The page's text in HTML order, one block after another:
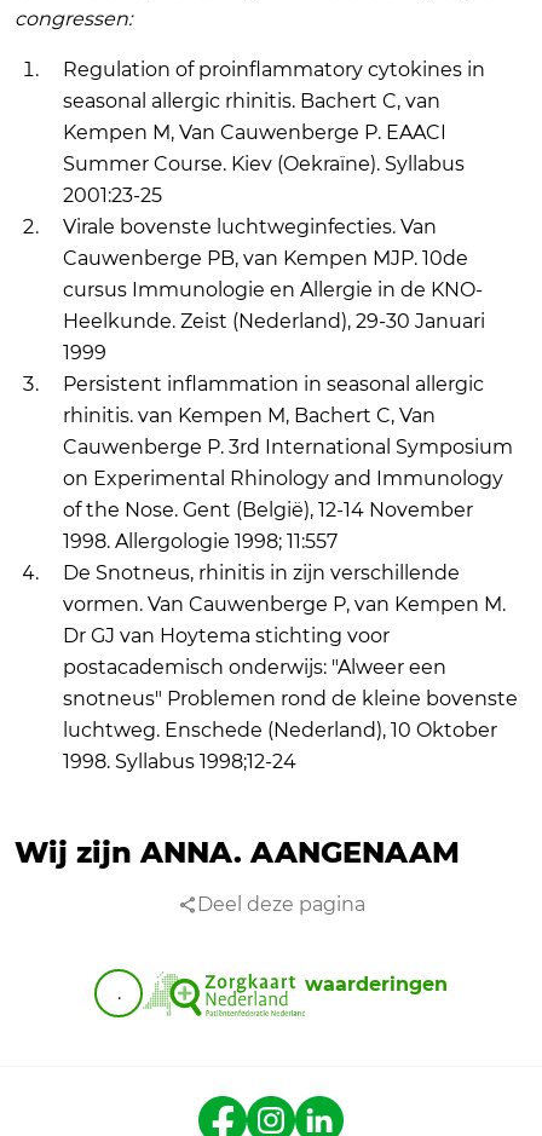
congressen:
Regulation of proinflammatory cytokines in
seasonal allergic rhinitis. Bachert C, van
Kempen M, Van Cauwenberge P. EAACI
Summer Course. Kiev (Oekraïne). Syllabus
2001:23-25
Virale bovenste luchtweginfecties. Van
Cauwenberge PB, van Kempen MJP. 10de
cursus Immunologie en Allergie in de KNO-
Heelkunde. Zeist (Nederland), 29-30 Januari
1999
Persistent inflammation in seasonal allergic
rhinitis. van Kempen M, Bachert C, Van
Cauwenberge P. 3rd International Symposium
on Experimental Rhinology and Immunology
of the Nose. Gent (België), 12-14 November
1998. Allergologie 1998; 11:557
De Snotneus, rhinitis in zijn verschillende
vormen. Van Cauwenberge P, van Kempen M.
Dr GJ van Hoytema stichting voor
postacademisch onderwijs: "Alweer een
snotneus" Problemen rond de kleine bovenste
luchtweg. Enschede (Nederland), 10 Oktober
1998. Syllabus 1998;12-24
Wij zijn ANNA.AANGENAAM
Deel deze pagina
. waarderingen